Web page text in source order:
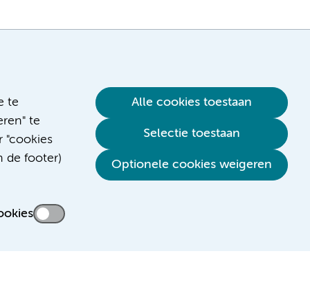
te
te
"cookies
de footer)
Alle cookies toestaan
Selectie toestaan
Optionele cookies weigeren
Verwijzen & diagnostiek